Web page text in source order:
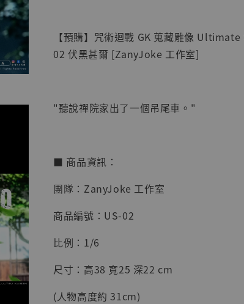
NT$ 4,280
NT$ 5,580
- +
【預購】咒術迴戰 GK 蒐藏雕像
02 伏黑甚爾 [ZanyJoke 工作室]
"聽說禪院家出了一個吊尾車。"
■ 商品資訊：
團隊：ZanyJoke 工作室
商品編號：US-02
比例：1/6
尺寸：高38 寬25 深22 cm
(人物高度約 31cm)